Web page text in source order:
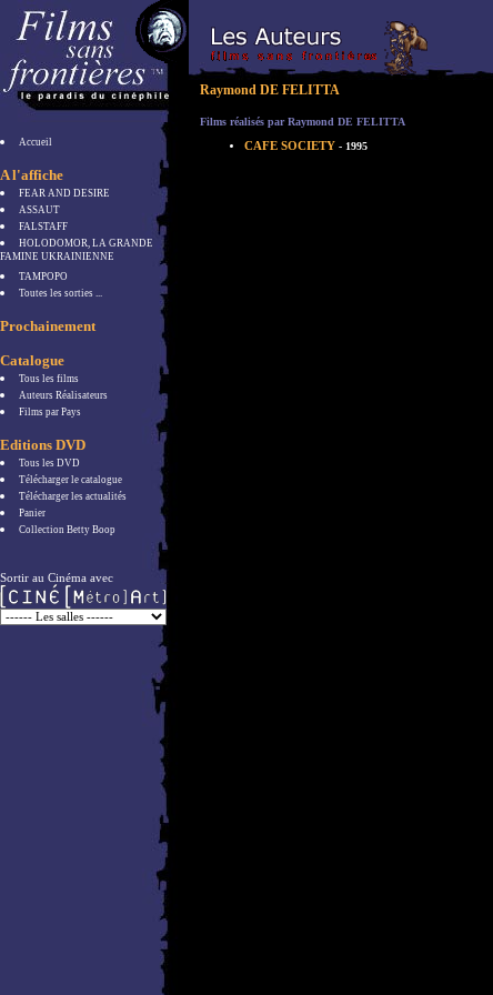
Accueil
A l'affiche
FEAR AND DESIRE
ASSAUT
FALSTAFF
HOLODOMOR, LA GRANDE
FAMINE UKRAINIENNE
TAMPOPO
Toutes les sorties ...
Prochainement
Catalogue
Tous les films
Auteurs Réalisateurs
Films par Pays
Editions DVD
Tous les DVD
Télécharger le catalogue
Télécharger les actualités
Panier
Collection Betty Boop
Sortir au Cinéma avec
Raymond DE FELITTA
Films réalisés par Raymond DE FELITTA
CAFE SOCIETY - 1995